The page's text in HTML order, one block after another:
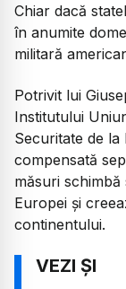
Chiar dacă
în anumite
militară
Potrivit lui
Institutului
Securitate de
compensată
măsuri
Europei și
continentului.